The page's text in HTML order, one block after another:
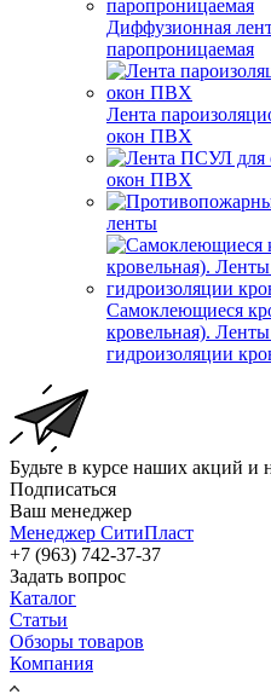
Диффузионная
паропроницаемая
Лента
окон ПВХ
окон ПВХ
ленты
Самоклеющиеся
кровельная).
гидроизоляции
Будьте в курсе наших акций и
Подписаться
Ваш менеджер
Менеджер СитиПласт
+7 (963) 742-37-37
Задать вопрос
Каталог
Статьи
Обзоры товаров
Компания